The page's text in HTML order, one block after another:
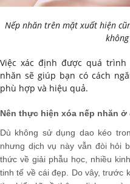
Nếp nhăn trên mặt xuất hiện
Việc xác định được quá
nhăn sẽ giúp bạn có cách
phù hợp và hiệu quả.
Nên thực hiện xóa nếp nhăn ở
Dù không sử dụng dao kéo
nhưng dịch vụ này vẫn đòi hỏi
thức về giải phẫu học, nhiều
tinh tế về cái đẹp. Do vây, trước